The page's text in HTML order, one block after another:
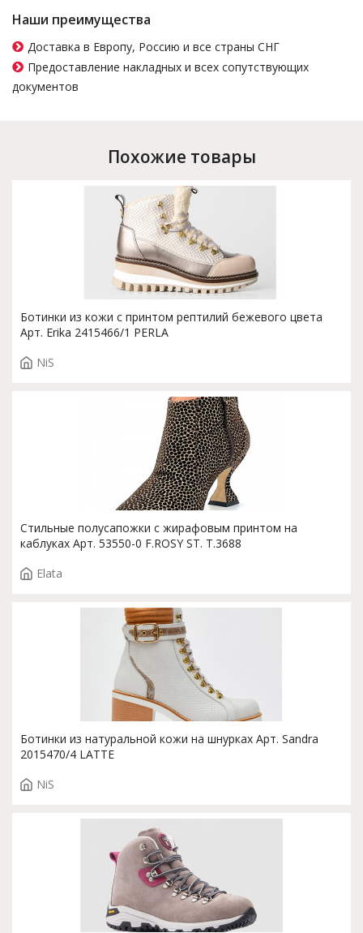
Наши преимущества
Доставка в Европу, Россию и все страны СНГ
Предоставление накладных и всех сопутствующих
документов
Похожие товары
Ботинки из кожи с принтом рептилий бежевого цвета
Арт. Erika 2415466/1 PERLA
NiS
Стильные полусапожки с жирафовым принтом на
каблуках Арт. 53550-0 F.ROSY ST. T.3688
Elata
Ботинки из натуральной кожи на шнурках Арт. Sandra
2015470/4 LATTE
NiS